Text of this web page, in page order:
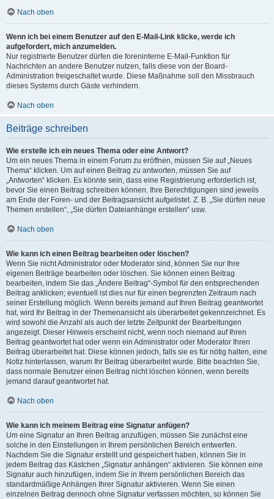
Nach oben
Wenn ich bei einem Benutzer auf den E-Mail-Link klicke, werde ich
aufgefordert, mich anzumelden.
Nur registrierte Benutzer dürfen die foreninterne E-Mail-Funktion für
Nachrichten an andere Benutzer nutzen, falls diese von der Board-
Administration freigeschaltet wurde. Diese Maßnahme soll den Missbrauch
dieses Systems durch Gäste verhindern.
Nach oben
Beiträge schreiben
Wie erstelle ich ein neues Thema oder eine Antwort?
Um ein neues Thema in einem Forum zu eröffnen, müssen Sie auf „Neues
Thema“ klicken. Um auf einen Beitrag zu antworten, müssen Sie auf
„Antworten“ klicken. Es könnte sein, dass eine Registrierung erforderlich ist,
bevor Sie einen Beitrag schreiben können. Ihre Berechtigungen sind jeweils
am Ende der Foren- und der Beitragsansicht aufgelistet. Z. B. „Sie dürfen neue
Themen erstellen“, „Sie dürfen Dateianhänge erstellen“ usw.
Nach oben
Wie kann ich einen Beitrag bearbeiten oder löschen?
Wenn Sie nicht Administrator oder Moderator sind, können Sie nur Ihre
eigenen Beiträge bearbeiten oder löschen. Sie können einen Beitrag
bearbeiten, indem Sie das „Ändere Beitrag“-Symbol für den entsprechenden
Beitrag anklicken; eventuell ist dies nur für einen begrenzten Zeitraum nach
seiner Erstellung möglich. Wenn bereits jemand auf Ihren Beitrag geantwortet
hat, wird Ihr Beitrag in der Themenansicht als überarbeitet gekennzeichnet. Es
wird sowohl die Anzahl als auch der letzte Zeitpunkt der Bearbeitungen
angezeigt. Dieser Hinweis erscheint nicht, wenn noch niemand auf Ihren
Beitrag geantwortet hat oder wenn ein Administrator oder Moderator Ihren
Beitrag überarbeitet hat. Diese können jedoch, falls sie es für nötig halten, eine
Notiz hinterlassen, warum Ihr Beitrag überarbeitet wurde. Bitte beachten Sie,
dass normale Benutzer einen Beitrag nicht löschen können, wenn bereits
jemand darauf geantwortet hat.
Nach oben
Wie kann ich meinem Beitrag eine Signatur anfügen?
Um eine Signatur an Ihren Beitrag anzufügen, müssen Sie zunächst eine
solche in den Einstellungen in Ihrem persönlichen Bereich entwerfen.
Nachdem Sie die Signatur erstellt und gespeichert haben, können Sie in
jedem Beitrag das Kästchen „Signatur anhängen“ aktivieren. Sie können eine
Signatur auch hinzufügen, indem Sie in Ihrem persönlichen Bereich das
standardmäßige Anhängen Ihrer Signatur aktivieren. Wenn Sie einen
einzelnen Beitrag dennoch ohne Signatur verfassen möchten, so können Sie